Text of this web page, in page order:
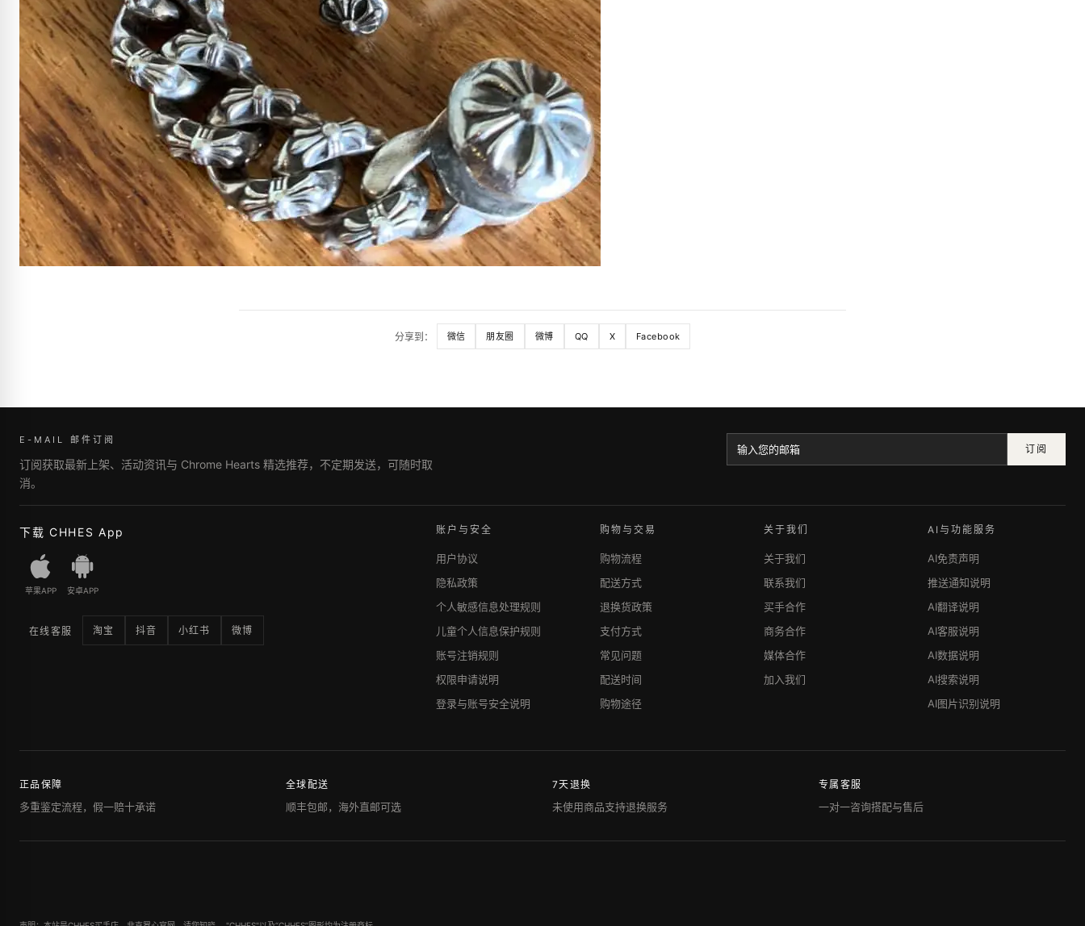
分享到： 微信 朋友圈 微博 QQ X Facebook
E-MAIL 邮件订阅
订阅获取最新上架、活动资讯与 Chrome Hearts 精选推荐，不定期发送，可随时取
消。
订阅
下载 CHHES App
苹果APP 安卓APP
在线客服 淘宝 抖音 小红书 微博
账户与安全
用户协议
隐私政策
个人敏感信息处理规则
儿童个人信息保护规则
账号注销规则
权限申请说明
登录与账号安全说明
购物与交易
购物流程
配送方式
退换货政策
支付方式
常见问题
配送时间
购物途径
关于我们
关于我们
联系我们
买手合作
商务合作
媒体合作
加入我们
AI与功能服务
AI免责声明
推送通知说明
AI翻译说明
AI客服说明
AI数据说明
AI搜索说明
AI图片识别说明
正品保障
多重鉴定流程，假一赔十承诺
全球配送
顺丰包邮，海外直邮可选
7天退换
未使用商品支持退换服务
专属客服
一对一咨询搭配与售后